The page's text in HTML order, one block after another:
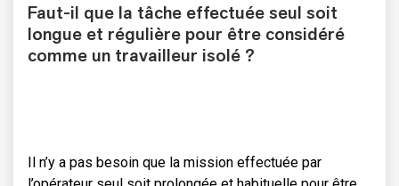
Faut-il que la tâche effectuée seul soit
longue et régulière pour être considéré
comme un travailleur isolé ?
Il n’y a pas besoin que la mission effectuée par